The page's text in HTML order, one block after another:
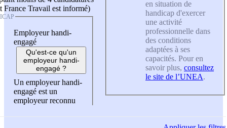
France Travail est informé)
Employeur handi-
engagé
Qu'est-ce qu'un
employeur handi-
engagé ?
Un employeur handi-
engagé est un
employeur reconnu
en situation de
handicap d'exercer
une activité
professionnelle dans
des conditions
adaptées à ses
capacités. Pour en
savoir plus, consultez
le site de l’UNEA.